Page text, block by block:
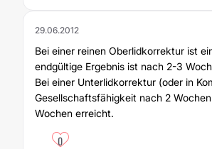
29.06.2012
Bei einer reinen Oberlidkorrektur ist
endgültige Ergebnis ist nach 2-3
Bei einer Unterlidkorrektur (oder in
Gesellschaftsfähigkeit nach 2
Wochen erreicht.
0